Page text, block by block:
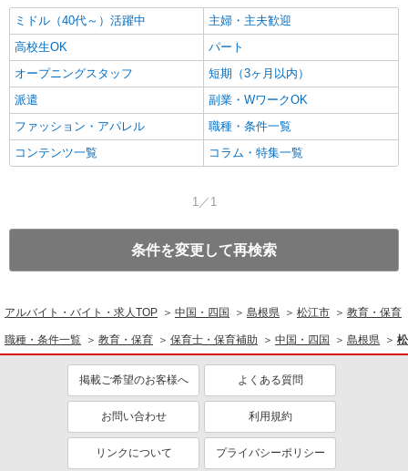
ミドル（40代～）活躍中
主婦・主夫歓迎
高校生OK
パート
オープニングスタッフ
短期（3ヶ月以内）
派遣
副業・WワークOK
ファッション・アパレル
職種・条件一覧
コンテンツ一覧
コラム・特集一覧
1／1
条件を変更して再検索
アルバイト・バイト・求人TOP 中国・四国 島根県 松江市 教育・保育
職種・条件一覧 教育・保育 保育士・保育補助 中国・四国 島根県
掲載ご希望のお客様へ よくある質問
お問い合わせ 利用規約
リンクについて プライバシーポリシー